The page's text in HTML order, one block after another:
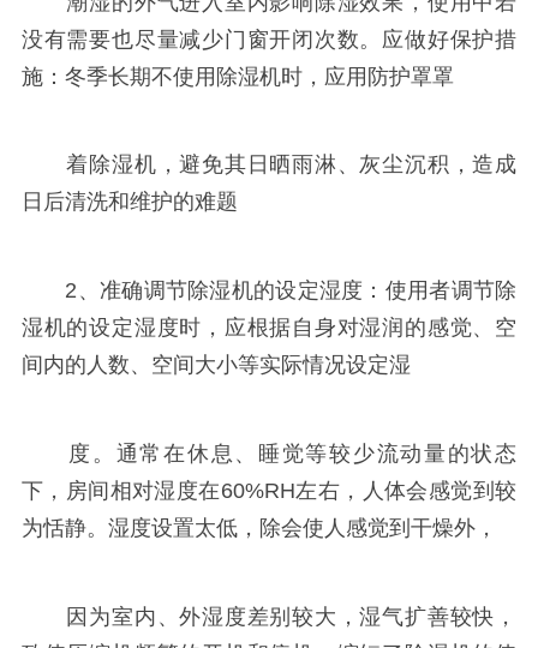
没有需要也尽量减少门窗开闭次数。应做好保护措
施：冬季长期不使用除湿机时，应用防护罩罩
着除湿机，避免其日晒雨淋、灰尘沉积，造成
日后清洗和维护的难题
2、准确调节除湿机的设定湿度：使用者调节除
湿机的设定湿度时，应根据自身对湿润的感觉、空
间内的人数、空间大小等实际情况设定湿
度。通常在休息、睡觉等较少流动量的状态
下，房间相对湿度在60%RH左右，人体会感觉到较
为恬静。湿度设置太低，除会使人感觉到干燥外，
因为室内、外湿度差别较大，湿气扩善较快，